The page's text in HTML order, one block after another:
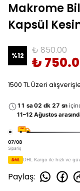
Makrome
Kapsül
%12 ₺ 850.00
₺
1500 TL Üzeri
11 sa 02 dk 27 sn
11–12 Ağustos
DHL
07/08
Sipariş
DHL DHL Kargo ile hızlı ve
Paylaş: